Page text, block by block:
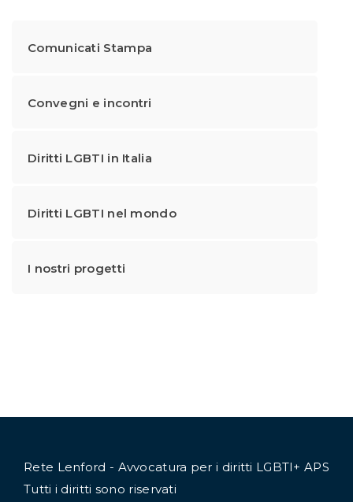
Comunicati Stampa
Convegni e incontri
Diritti LGBTI in Italia
Diritti LGBTI nel mondo
I nostri progetti
Rete Lenford - Avvocatura per i diritti LGBTI+ APS
Tutti i diritti sono riservati